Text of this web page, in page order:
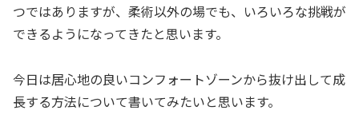
つではありますが、柔術以外の場でも、いろいろな挑戦が
できるようになってきたと思います。
今日は居心地の良いコンフォートゾーンから抜け出して成
長する方法について書いてみたいと思います。